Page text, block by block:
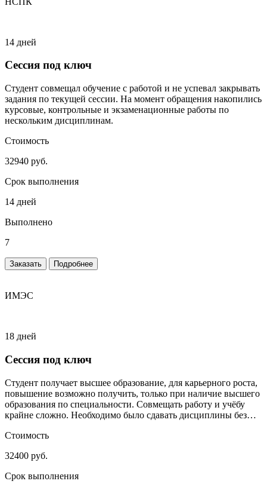
14 дней
Сессия под ключ
Студент совмещал обучение с работой и не успевал закрывать
задания по текущей сессии. На момент обращения накопились
курсовые, контрольные и экзаменационные работы по
нескольким дисциплинам.
Стоимость
32940 руб.
Срок выполнения
14 дней
Выполнено
7
Заказать Подробнее
ИМЭС
18 дней
Сессия под ключ
Студент получает высшее образование, для карьерного роста,
повышение возможно получить, только при наличие высшего
образования по специальности. Совмещать работу и учёбу
крайне сложно. Необходимо было сдавать дисциплины без
Стоимость
32400 руб.
Срок выполнения